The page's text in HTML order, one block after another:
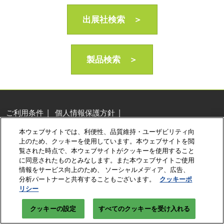
東京ビッグサイト/Tokyo Big Sight, Japan
出展社検索 ＞
製品検索 ＞
ご利用条件
個人情報保護方針
展示会・セミナー参加ポリシー
クッキーポリシー
クッキーの設定
Copyright © RX Japan Ltd.
本ウェブサイトでは、利便性、品質維持・ユーザビリティ向
上のため、クッキーを使用しています。本ウェブサイトを閲
覧された時点で、本ウェブサイトがクッキーを使用すること
に同意されたものとみなします。また本ウェブサイトご使用
情報をサービス向上のため、 ソーシャルメディア、広告、
分析パートナーと共有することもございます。
クッキーポ
リシー
クッキーの設定 すべてのクッキーを受け入れる